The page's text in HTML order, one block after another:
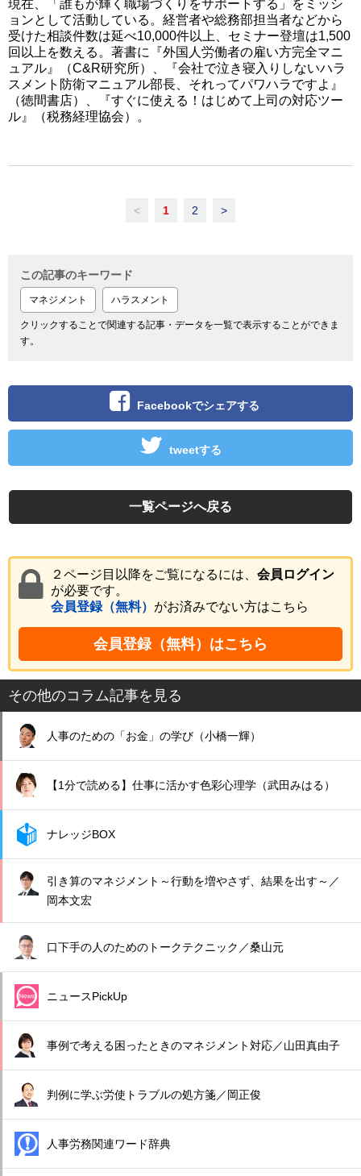
現在、「誰もが輝く職場づくりをサポートする」をミッシ
ョンとして活動している。経営者や総務部担当者などから
受けた相談件数は延べ10,000件以上、セミナー登壇は1,500
回以上を数える。著書に『外国人労働者の雇い方完全マニ
ュアル』（C&R研究所）、『会社で泣き寝入りしないハラ
スメント防衛マニュアル部長、それってパワハラですよ』
（徳間書店）、『すぐに使える！はじめて上司の対応ツー
ル』（税務経理協会）。
< 1 2 >
この記事のキーワード
マネジメント ハラスメント
クリックすることで関連する記事・データを一覧で表示することができま
す。
Facebookでシェアする
tweetする
一覧ページへ戻る
２ページ目以降をご覧になるには、 会員ログイン
が必要です。
会員登録（無料） がお済みでない方はこちら
会員登録（無料）はこちら
その他のコラム記事を見る
人事のための「お金」の学び（小橋一輝）
【1分で読める】仕事に活かす色彩心理学（武田みはる）
ナレッジBOX
引き算のマネジメント～行動を増やさず、結果を出す～／
岡本文宏
口下手の人のためのトークテクニック／桑山元
ニュースPickUp
事例で考える困ったときのマネジメント対応／山田真由子
判例に学ぶ労使トラブルの処方箋／岡正俊
人事労務関連ワード辞典